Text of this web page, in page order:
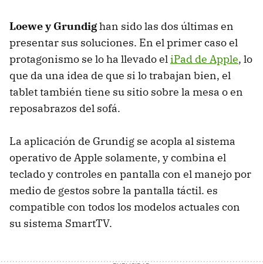
Loewe y Grundighan sido las dos últimas en
presentar sus soluciones. En el primer caso el
protagonismo se lo ha llevado eliPad de Apple, lo
que da una idea de que si lo trabajan bien, el
tablet también tiene su sitio sobre la mesa o en
reposabrazos del sofá.
La aplicación de Grundig se acopla al sistema
operativo de Apple solamente, y combina el
teclado y controles en pantalla con el manejo por
medio de gestos sobre la pantalla táctil. es
compatible con todos los modelos actuales con
su sistema SmartTV.